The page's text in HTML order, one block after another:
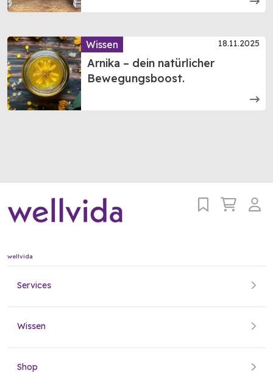
Wissen 18.11.2025
Arnika – dein natürlicher
Bewegungsboost.
wellvida
Services
Wissen
Shop